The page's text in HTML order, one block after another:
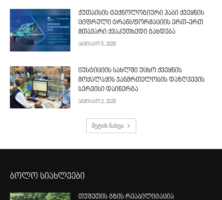
ქუთაისის ტექნოლოგიური ჰაბი ქვეყნის
ციფრული ტრანსფორმაციის ერთ-ერთ
მთავარი ქვაკუთხედი გახდება
აგვისტო 5, 2026
იუსტიციის სახლში უცხო ქვეყნის
მოქალაქის ჯანმრთელობის დაზღვევის
სერვისი დაინერგა
აგვისტო 2, 2026
მეტის ნახვა
ბოლო სიახლეები
თუშეთის გზის რეაბილიტაცია